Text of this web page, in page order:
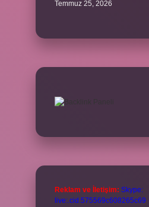
Temmuz 25, 2026
Reklam ve İletişim: Skype:
live:.cid.575569c608265c69